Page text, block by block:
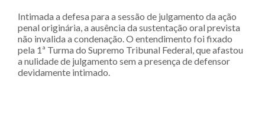
Intimada a defesa para a sessão de julgamento da ação
penal originária, a ausência da sustentação oral prevista
não invalida a condenação. O entendimento foi fixado
pela 1ª Turma do Supremo Tribunal Federal, que afastou
a nulidade de julgamento sem a presença de defensor
devidamente intimado.